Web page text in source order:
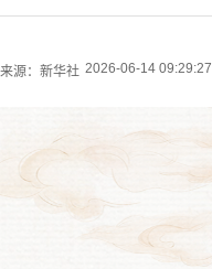
来源： 新华社 2026-06-14 09:29:27